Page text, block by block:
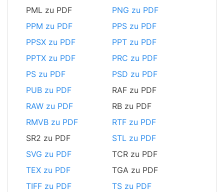
PML zu PDF
PNG zu PDF
PPM zu PDF
PPS zu PDF
PPSX zu PDF
PPT zu PDF
PPTX zu PDF
PRC zu PDF
PS zu PDF
PSD zu PDF
PUB zu PDF
RAF zu PDF
RAW zu PDF
RB zu PDF
RMVB zu PDF
RTF zu PDF
SR2 zu PDF
STL zu PDF
SVG zu PDF
TCR zu PDF
TEX zu PDF
TGA zu PDF
TIFF zu PDF
TS zu PDF